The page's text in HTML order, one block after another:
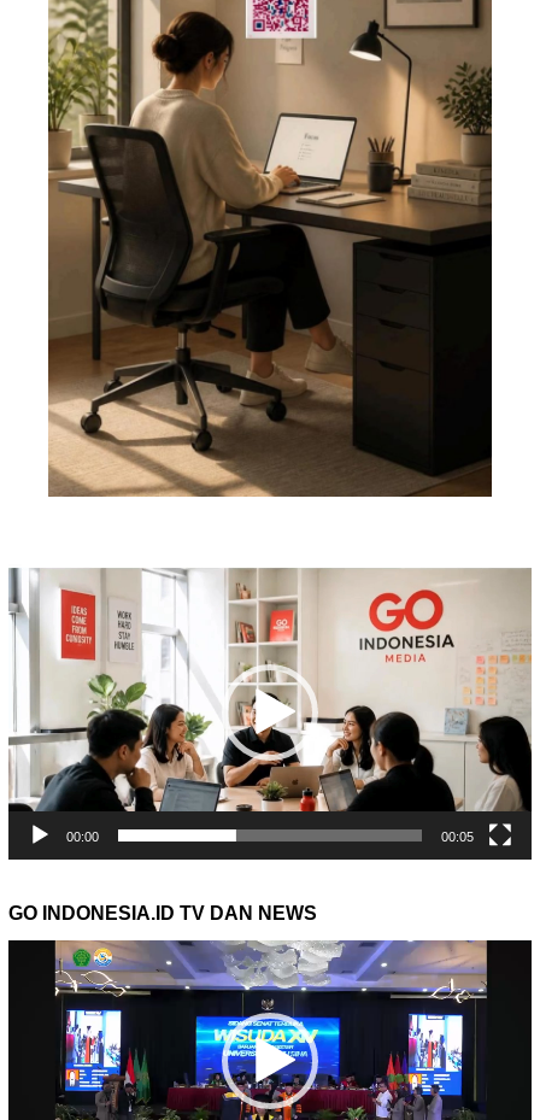
Pemutar
Video
00:00 00:05
GO INDONESIA.ID TV DAN NEWS
Pemutar